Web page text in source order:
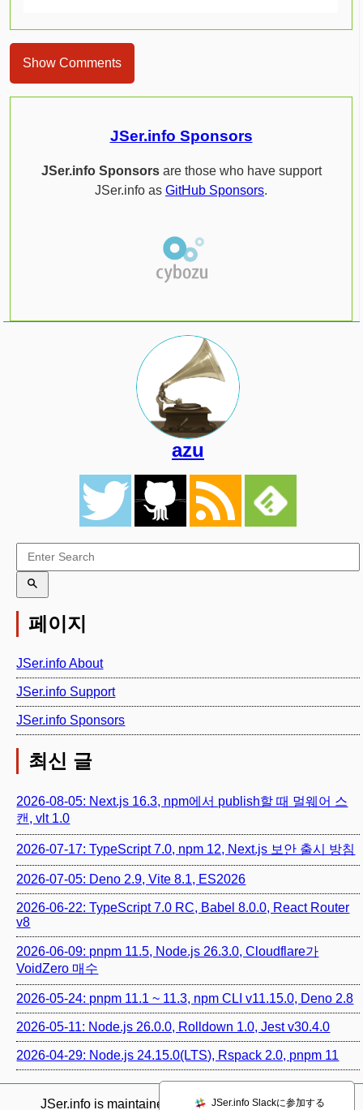
Show Comments
JSer.info Sponsors
JSer.info Sponsorsare those who have support
JSer.info as GitHub Sponsors.
azu
페이지
JSer.info About
JSer.info Support
JSer.info Sponsors
최신 글
2026-08-05: Next.js 16.3, npm에서 publish할 때 멀웨어 스
캔, vlt 1.0
2026-07-17: TypeScript 7.0, npm 12, Next.js 보안 출시 방침
2026-07-05: Deno 2.9, Vite 8.1, ES2026
2026-06-22: TypeScript 7.0 RC, Babel 8.0.0, React Router
v8
2026-06-09: pnpm 11.5, Node.js 26.3.0, Cloudflare가
VoidZero 매수
2026-05-24: pnpm 11.1 ~ 11.3, npm CLI v11.15.0, Deno 2.8
2026-05-11: Node.js 26.0.0, Rolldown 1.0, Jest v30.4.0
2026-04-29: Node.js 24.15.0(LTS), Rspack 2.0, pnpm 11
JSer.info is maintained by @azu_re.
JSer.info Slackに参加する